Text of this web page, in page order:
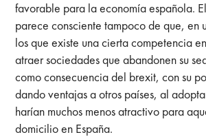
favorable para la economía española.
parece consciente tampoco de que, en
los que existe una cierta competencia
atraer sociedades que abandonen su
como consecuencia del brexit, con su
dando ventajas a otros países, al
harían muchos menos atractivo para
domicilio en España.